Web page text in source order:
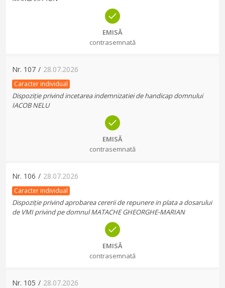
EMISĂ
contrasemnată
Nr. 107 / 28.07.2026
Caracter individual
Dispoziție privind incetarea indemnizatiei de handicap domnului
IACOB NELU
EMISĂ
contrasemnată
Nr. 106 / 28.07.2026
Caracter individual
Dispoziție privind aprobarea cererii de repunere in plata a dosarului
de VMI privind pe domnul MATACHE GHEORGHE-MARIAN
EMISĂ
contrasemnată
Nr. 105 / 28.07.2026